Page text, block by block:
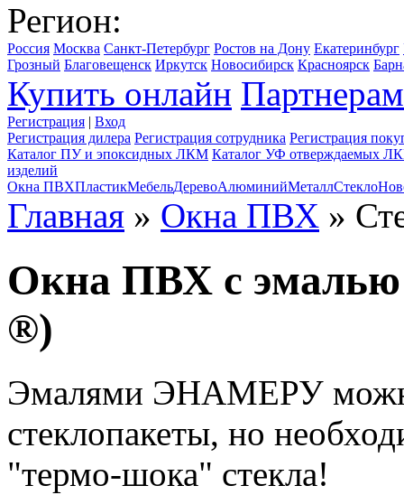
Регион:
Россия Москва Санкт-Петербург Ростов на Дону Екатеринбург
Грозный Благовещенск Иркутск Новосибирск Красноярск
Купить онлайн Партнерам
Регистрация | Вход
Регистрация дилера Регистрация сотрудника Регистрация
Каталог ПУ и эпоксидных ЛКМ Каталог УФ отверждаемых
изделий
Окна ПВХПластикМебельДеревоАлюминийМеталлСтекло
Главная » Окна ПВХ »
Окна ПВХ с
®)
Эмалями ЭНАМЕРУ
стеклопакеты, но
"термо-шока" стекла!